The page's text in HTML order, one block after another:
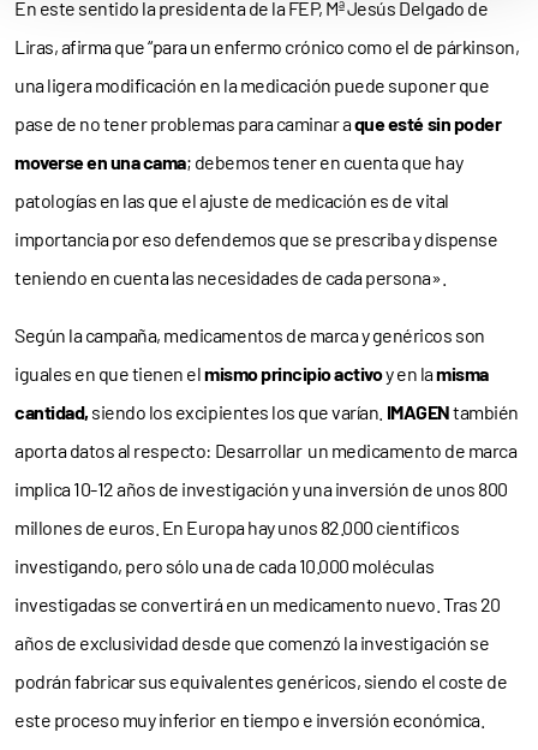
En este sentido la presidenta de la FEP, Mª Jesús Delgado de
Liras, afirma que “para un enfermo crónico como el de párkinson,
una ligera modificación en la medicación puede suponer que
pase de no tener problemas para caminar aque esté sin poder
moverse en una cama; debemos tener en cuenta que hay
patologías en las que el ajuste de medicación es de vital
importancia por eso defendemos que se prescriba y dispense
teniendo en cuenta las necesidades de cada persona».
Según la campaña, medicamentos de marca y genéricos son
iguales en que tienen elmismo principio activoy en lamisma
cantidad, siendo los excipientes los que varían. IMAGENtambién
aporta datos al respecto: Desarrollar un medicamento de marca
implica 10-12 años de investigación y una inversión de unos 800
millones de euros. En Europa hay unos 82.000 científicos
investigando, pero sólo una de cada 10.000 moléculas
investigadas se convertirá en un medicamento nuevo. Tras 20
años de exclusividad desde que comenzó la investigación se
podrán fabricar sus equivalentes genéricos, siendo el coste de
este proceso muy inferior en tiempo e inversión económica.